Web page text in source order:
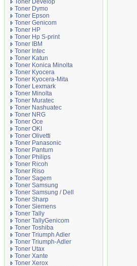
Toner Develop
Toner Dymo
Toner Epson
Toner Genicom
Toner HP
Toner Hp S-print
Toner IBM
Toner Intec
Toner Katun
Toner Konica Minolta
Toner Kyocera
Toner Kyocera-Mita
Toner Lexmark
Toner Minolta
Toner Muratec
Toner Nashuatec
Toner NRG
Toner Oce
Toner OKI
Toner Olivetti
Toner Panasonic
Toner Pantum
Toner Philips
Toner Ricoh
Toner Riso
Toner Sagem
Toner Samsung
Toner Samsung / Dell
Toner Sharp
Toner Siemens
Toner Tally
Toner TallyGenicom
Toner Toshiba
Toner Triumph Adler
Toner Triumph-Adler
Toner Utax
Toner Xante
Toner Xerox